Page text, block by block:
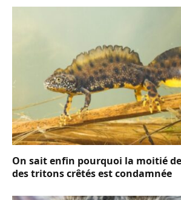
On sait enfin pourquoi la moitié
des tritons crêtés est condamnée